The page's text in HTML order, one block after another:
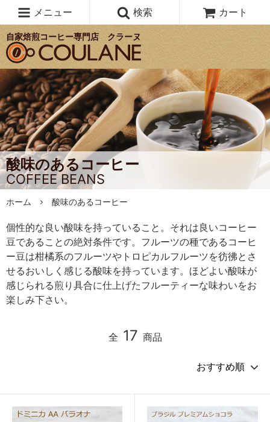
自家焙煎コーヒー専門店 クラーヌ
メニュー 検索 カート
酸味のあるコーヒー
COFFEE BEANS
ホーム 酸味のあるコーヒー
個性的な良い酸味を持っていること。それは良いコーヒー
豆であることの絶対条件です。フルーツの種であるコーヒ
ー豆は柑橘系のフルーツやトロピカルフルーツを彷彿とさ
せるおいしく感じる酸味を持っています。ほどよい酸味が
感じられる煎り具合に仕上げたフルーティーな味わいをお
楽しみ下さい。
全 17 商品